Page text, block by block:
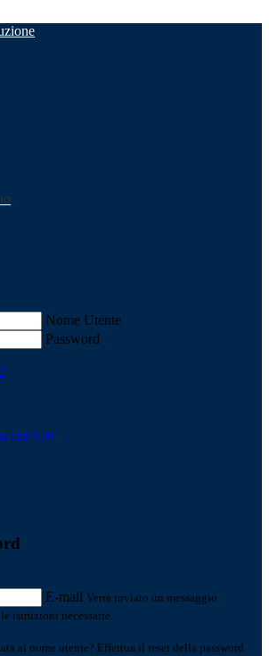
Nome Utente
Password
con CIE
E-mail Verrà inviato un messaggio
istruzioni necessarie.
al nome utente? Effettua il reset della password